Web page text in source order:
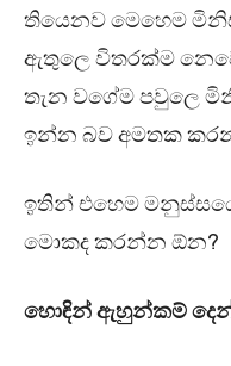
තියෙනව මෙහෙම
ඇතුලෙ විතරක්ම
තැන වගේම පවුලෙ
ඉන්න බව අමතක
ඉතින් එහෙම
මොකද කරන්න ඕන?
හොඳින් ඇහුන්කම්